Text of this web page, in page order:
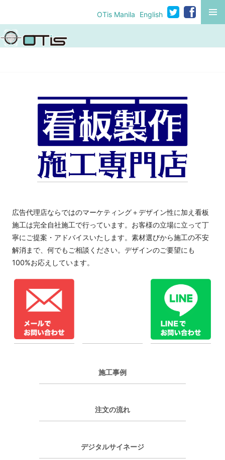
テ
ン
MENU
OTis Manila English
広告代理店ならではのマーケティング＋デザイン性に加え看板
施工は完全自社施工で行っています。お客様の立場に立って丁
寧にご提案・アドバイスいたします。素材選びから施工の不安
解消まで、何でもご相談ください。デザインのご要望にも
100%お応えしています。
施工事例
注文の流れ
デジタルサイネージ